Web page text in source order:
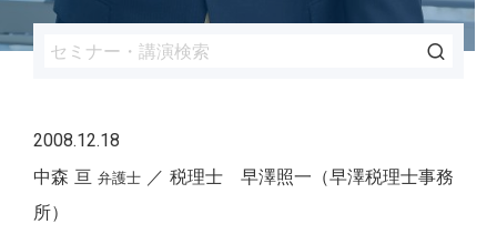
2008.12.18
中森 亘 弁護士
税理士 早澤照一（早澤税理士事務
所）